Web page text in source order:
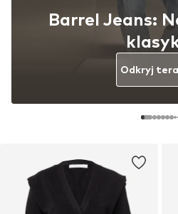
Barrel Jeans:
Odkryj